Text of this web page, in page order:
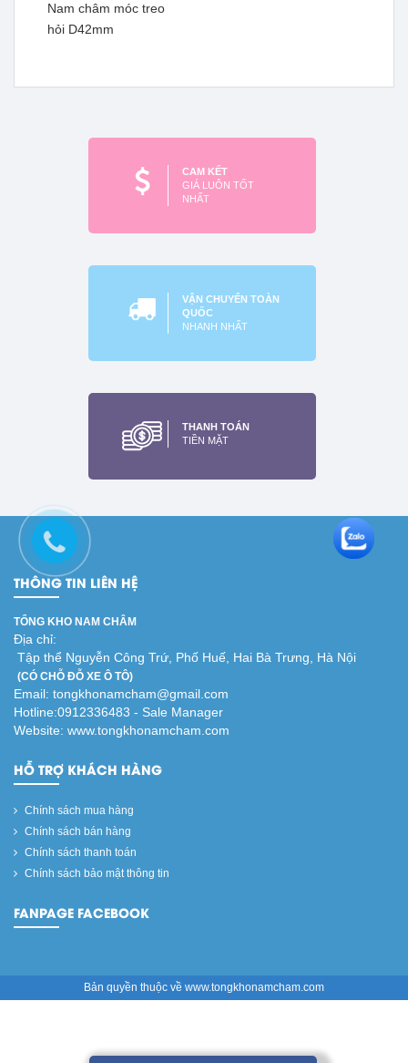
Xem thêm
Nam châm cứu hộ
Nam châm móc treo
hỏi D42mm
Xem thêm
CAM KẾT
GIÁ LUÔN TỐT
NHẤT
VẬN CHUYỂN TOÀN
QUỐC
NHANH NHẤT
THANH TOÁN
TIỀN MẶT
THÔNG TIN LIÊN HỆ
TỔNG KHO NAM CHÂM
Địa chỉ:
Tập thể Nguyễn Công Trứ, Phố Huế, Hai Bà Trưng, Hà Nội
(CÓ CHỖ ĐỖ XE Ô TÔ)
Email: tongkhonamcham@gmail.com
Hotline:0912336483 - Sale Manager
Website: www.tongkhonamcham.com
HỖ TRỢ KHÁCH HÀNG
Chính sách mua hàng
Chính sách bán hàng
Chính sách thanh toán
Chính sách bảo mật thông tin
FANPAGE FACEBOOK
Bản quyền thuộc về www.tongkhonamcham.com